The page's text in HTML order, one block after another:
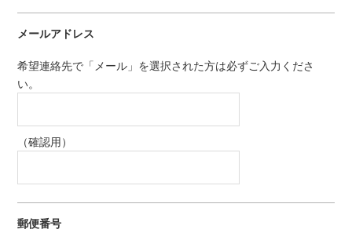
メールアドレス
希望連絡先で「メール」を選択された方は必ずご入力くださ
い。
（確認用）
郵便番号